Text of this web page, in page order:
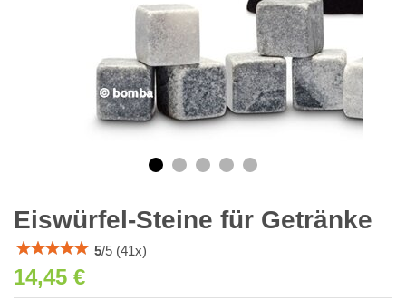
Eiswürfel-Steine für Getränke
5/5 (41 x)
14,45 €